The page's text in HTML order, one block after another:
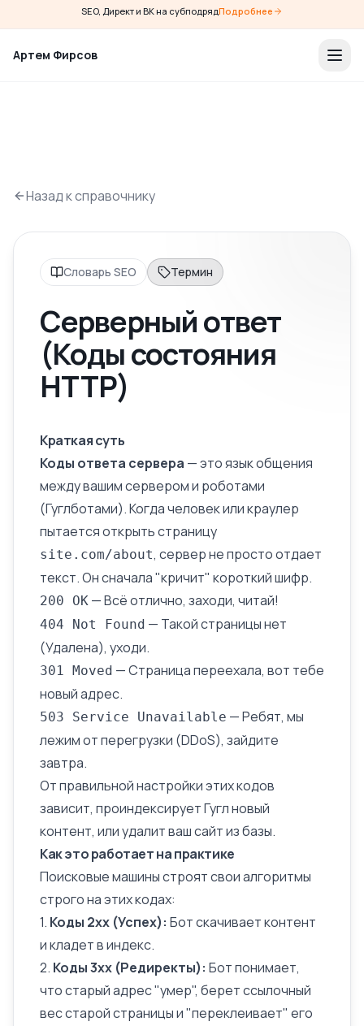
SEO, Директ и ВК на субподрядПодробнее
Артем Фирсов
Назад к справочнику
Словарь SEO Термин
Серверный ответ
(Коды состояния
HTTP)
Краткая суть
Коды ответа сервера — это язык общения
между вашим сервером и роботами
(Гуглботами). Когда человек или краулер
пытается открыть страницу
site.com/about, сервер не просто отдает
текст. Он сначала "кричит" короткий шифр.
200 OK — Всё отлично, заходи, читай!
404 Not Found — Такой страницы нет
(Удалена), уходи.
301 Moved — Страница переехала, вот тебе
новый адрес.
503 Service Unavailable — Ребят, мы
лежим от перегрузки (DDoS), зайдите
завтра.
От правильной настройки этих кодов
зависит, проиндексирует Гугл новый
контент, или удалит ваш сайт из базы.
Как это работает на практике
Поисковые машины строят свои алгоритмы
строго на этих кодах:
1. Коды 2xx (Успех): Бот скачивает контент
и кладет в индекс.
2. Коды 3xx (Редиректы): Бот понимает,
что старый адрес "умер", беретссылочный
весстарой страницы и "переклеивает" его